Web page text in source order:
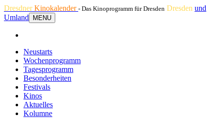
DresdnerKinokalender - Das Kinoprogramm für Dresden Dresden und
Umland
MENU
Neustarts
Wochenprogramm
Tagesprogramm
Besonderheiten
Festivals
Kinos
Aktuelles
Kolumne